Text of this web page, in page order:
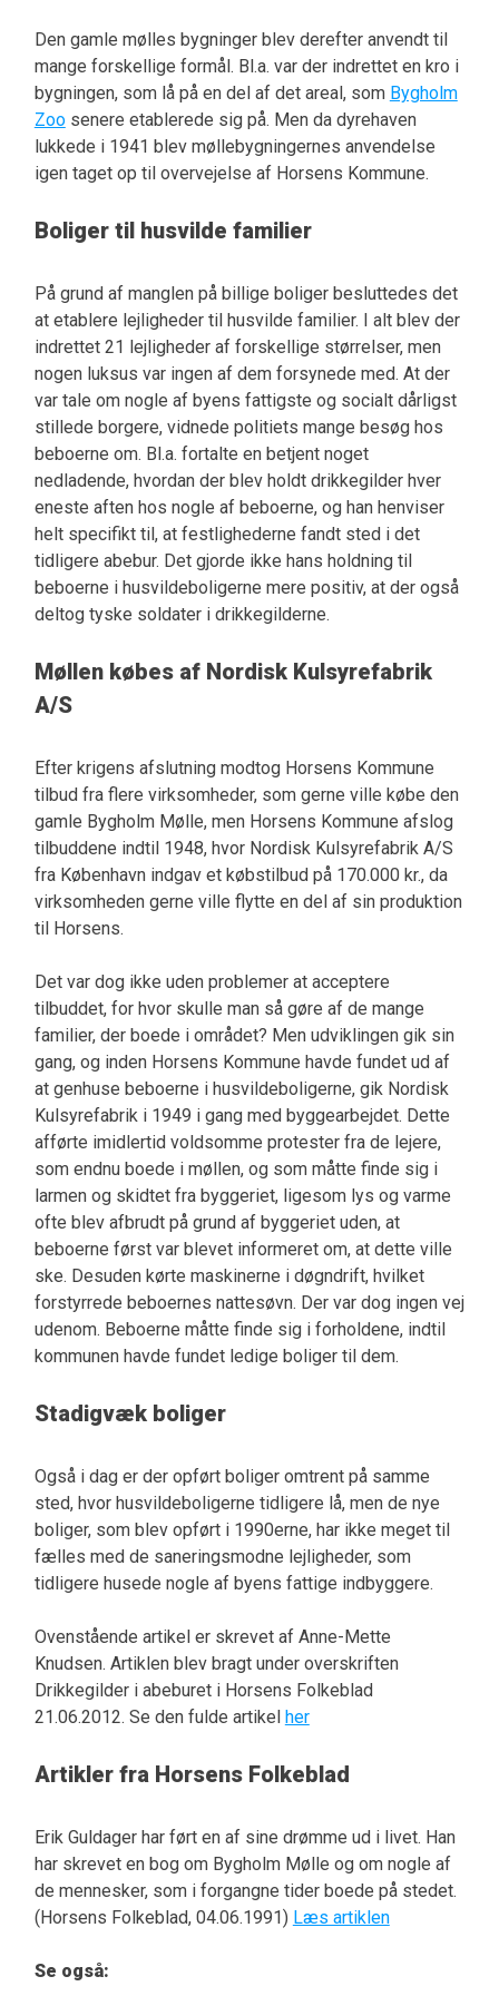
Den gamle mølles bygninger blev derefter anvendt til
mange forskellige formål. Bl.a. var der indrettet en kro i
bygningen, som lå på en del af det areal, som Bygholm
Zoosenere etablerede sig på. Men da dyrehaven
lukkede i 1941 blev møllebygningernes anvendelse
igen taget op til overvejelse af Horsens Kommune.
Boliger til husvilde familier
På grund af manglen på billige boliger besluttedes det
at etablere lejligheder til husvilde familier. I alt blev der
indrettet 21 lejligheder af forskellige størrelser, men
nogen luksus var ingen af dem forsynede med. At der
var tale om nogle af byens fattigste og socialt dårligst
stillede borgere, vidnede politiets mange besøg hos
beboerne om. Bl.a. fortalte en betjent noget
nedladende, hvordan der blev holdt drikkegilder hver
eneste aften hos nogle af beboerne, og han henviser
helt specifikt til, at festlighederne fandt sted i det
tidligere abebur. Det gjorde ikke hans holdning til
beboerne i husvildeboligerne mere positiv, at der også
deltog tyske soldater i drikkegilderne.
Møllen købes af Nordisk Kulsyrefabrik
A/S
Efter krigens afslutning modtog Horsens Kommune
tilbud fra flere virksomheder, som gerne ville købe den
gamle Bygholm Mølle, men Horsens Kommune afslog
tilbuddene indtil 1948, hvor Nordisk Kulsyrefabrik A/S
fra København indgav et købstilbud på 170.000 kr., da
virksomheden gerne ville flytte en del af sin produktion
til Horsens.
Det var dog ikke uden problemer at acceptere
tilbuddet, for hvor skulle man så gøre af de mange
familier, der boede i området? Men udviklingen gik sin
gang, og inden Horsens Kommune havde fundet ud af
at genhuse beboerne i husvildeboligerne, gik Nordisk
Kulsyrefabrik i 1949 i gang med byggearbejdet. Dette
afførte imidlertid voldsomme protester fra de lejere,
som endnu boede i møllen, og som måtte finde sig i
larmen og skidtet fra byggeriet, ligesom lys og varme
ofte blev afbrudt på grund af byggeriet uden, at
beboerne først var blevet informeret om, at dette ville
ske. Desuden kørte maskinerne i døgndrift, hvilket
forstyrrede beboernes nattesøvn. Der var dog ingen vej
udenom. Beboerne måtte finde sig i forholdene, indtil
kommunen havde fundet ledige boliger til dem.
Stadigvæk boliger
Også i dag er der opført boliger omtrent på samme
sted, hvor husvildeboligerne tidligere lå, men de nye
boliger, som blev opført i 1990erne, har ikke meget til
fælles med de saneringsmodne lejligheder, som
tidligere husede nogle af byens fattige indbyggere.
Ovenstående artikel er skrevet af Anne-Mette
Knudsen. Artiklen blev bragt under overskriften
Drikkegilder i abeburet i Horsens Folkeblad
21.06.2012. Se den fulde artikel her
Artikler fra Horsens Folkeblad
Erik Guldager har ført en af sine drømme ud i livet. Han
har skrevet en bog om Bygholm Mølle og om nogle af
de mennesker, som i forgangne tider boede på stedet.
(Horsens Folkeblad, 04.06.1991) Læs artiklen
Se også: